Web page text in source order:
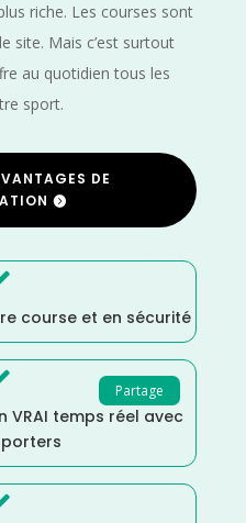
riche. Les courses sont
site. Mais c’est surtout
au quotidien tous les
sport.
DE
course et en sécurité
Partage
VRAI temps réel avec